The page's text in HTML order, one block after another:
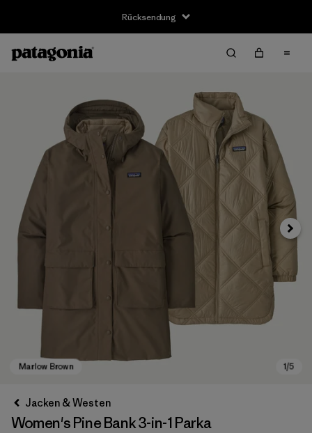
Rücksendung
Jacken & Westen
Women's Pine Bank 3-in-1 Parka